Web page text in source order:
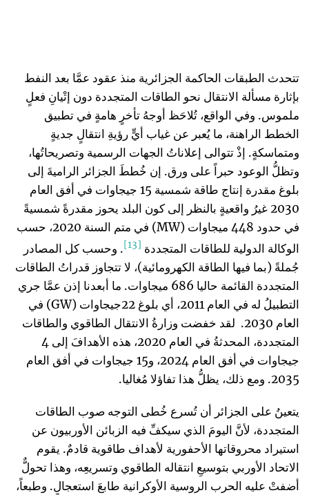
تتحدث الطبقات الحاكمة الجزائرية منذ عقود عمَّا بعد النفط
بإثارة مسألة الانتقال نحو الطاقات المتجددة دون إتْيانِ فعلٍ
ملموس. وفي الواقع، تُلاحَظ أوجهُ تأخرٍ هامةٍ في تطبيق
الخطط الراهنة، ما يُعبر عن غياب أيٍّ رؤيةِ انتقالٍ جديةٍ
ومتماسكةٍ. إذْ تتوالى إعلاناتُ الجهات الرسمية وتصريحاتُها،
وتظلُّ الوعود حبراً على ورق. إن خُططَ الجزائر الراميةَ إلى
بلوغ مقدرة إنتاج طاقة شمسية 15 جيجاوات في أفق العام
2030 غيرُ واقعيةٍ بالنظر إلى كون البلد يحوز مقدرةً شمسيةً
في حدود 448 ميجاوات (MW) في متم السنة 2020، حسب
الوكالة الدولية للطاقات المتجددة [13]
. وحسب كل المصادر
جُملةً (بما فيها الطاقة الكهرومائية)، لا تتجاوز قدراتُ الطاقات
المتجددة القائمة حاليا 686 ميجاوات. ما أبعدنا إذن عمَّا جري
التطبيلُ له في العام 2011، أي بلوغ 22جيجاوات (GW) في
العام 2030. لقد خفضت وزارةُ الانتقال الطاقوي والطاقات
المتجددة، المحدثةُ في العام 2020، هذه الأهدافَ إلى 4
جيجاوات في أفق العام 2024، و15 جيجاوات في أفق العام
2035. ومع ذلك، يظلُّ هذا تفاؤلا مُغاليا.
يتعينُ على الجزائر أن تُسرع خُطى التوجه صوب الطاقات
المتجددة، لأنَّ اليومَ الذي سيكفِّ فيه الزبائن الأوربيون عن
استيراد محروقاتها الأحفورية لأهداف طاقوية قادمٌ. يقوم
الاتحاد الأوربي بتوسيعِ انتقاله الطاقوي وتسريعِه، وهذا تحولٌّ
أضفتْ عليه الحرب الروسية الأوكرانية طابعَ استعجالٍ. وطبعاً،